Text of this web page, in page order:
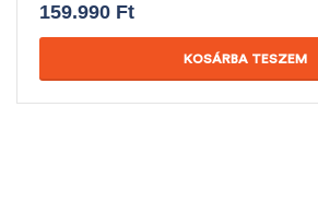
159.990 Ft
KOSÁRBA TESZEM